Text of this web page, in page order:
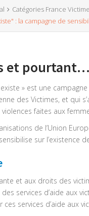
Catégories France
: la campagne de
et
» est une
des Victimes, et qui
faites aux
de l’Union
sur l’existence
et aux droits des
services d’aide aux
services d’aide aux